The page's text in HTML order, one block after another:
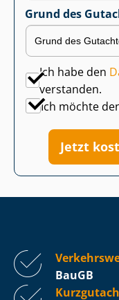
Grund des
Ich habe den
verstanden.
Ich möchte
Jetzt
BauGB